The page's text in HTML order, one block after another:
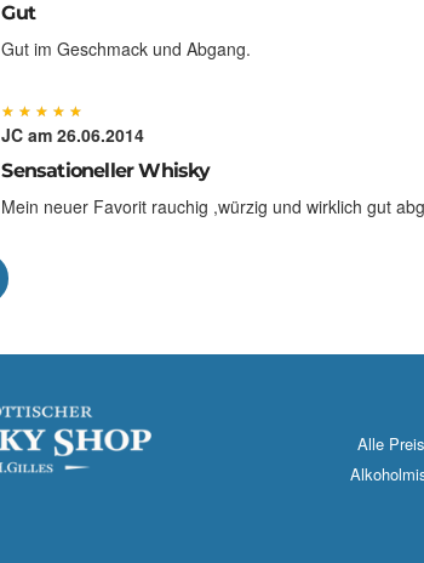
Gut
Gut im Geschmack und Abgang.
★ ★ ★ ★ ★
★ ★ ★ ★ ★
JC am 26.06.2014
Sensationeller Whisky
Mein neuer Favorit rauchig ,würzig und wirklich gut
★
★
Helmut
Whiskyseminar probieren können. Ledaig 10 ist in
rauchig, torfig, nicht zu lang. Für rund 35€ ein guter
Seminar gekauft habe mit einem Freund bei
umzusetzen....
Alle